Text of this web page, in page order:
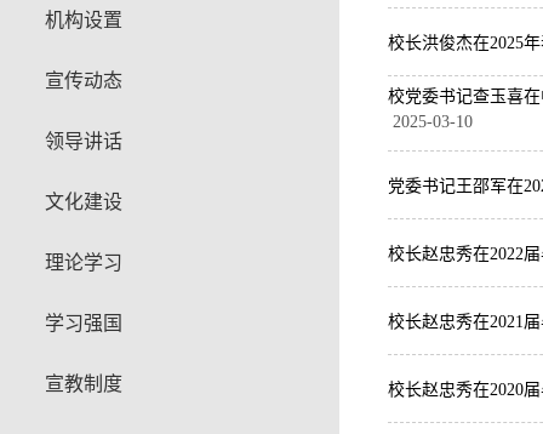
机构设置
宣传动态
领导讲话
文化建设
理论学习
学习强国
宣教制度
校长洪俊杰在2025
校党委书记查玉喜
2025-03-10
党委书记王邵军在
校长赵忠秀在2022
校长赵忠秀在2021
校长赵忠秀在2020